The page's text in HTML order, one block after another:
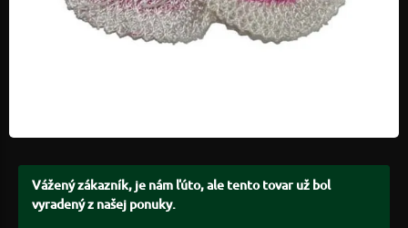
Vážený zákazník, je nám ľúto, ale tento tovar už bol
vyradený z našej ponuky.